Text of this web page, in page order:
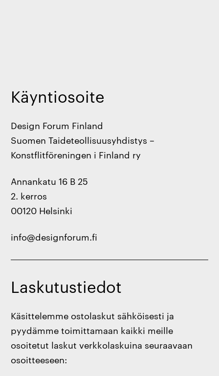
Käyntiosoite
Design Forum Finland
Suomen Taideteollisuusyhdistys –
Konstflitföreningen i Finland ry
Annankatu 16 B 25
2. kerros
00120 Helsinki
info@designforum.fi
Laskutustiedot
Käsittelemme ostolaskut sähköisesti ja
pyydämme toimittamaan kaikki meille
osoitetut laskut verkkolaskuina seuraavaan
osoitteeseen: